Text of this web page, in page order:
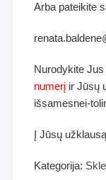
Arba pateikite
Nurodykite
numerį ir Jūsų
išsamesnei-
Į Jūsų
Kategorija: